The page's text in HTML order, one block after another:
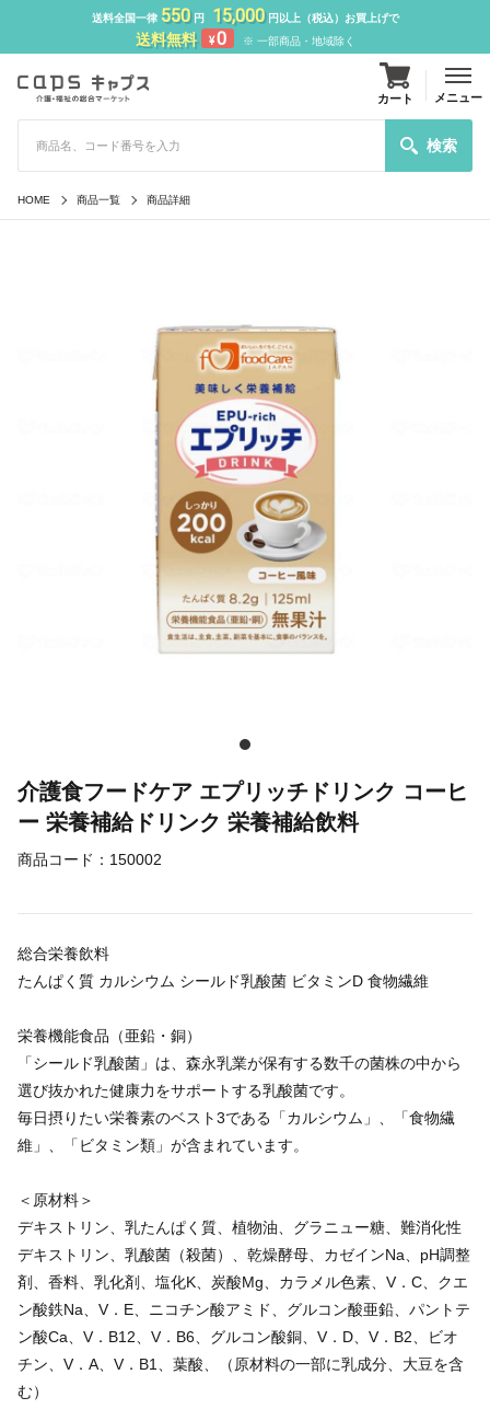
送料全国一律 550円 15,000円以上（税込）お買上げで
送料無料 ¥0 ※ 一部商品・地域除く
検索
カート メニュー
HOME 商品一覧 商品詳細
介護食フードケア エプリッチドリンク コーヒ
ー 栄養補給ドリンク 栄養補給飲料
商品コード： 150002
総合栄養飲料
たんぱく質 カルシウム シールド乳酸菌 ビタミンD 食物繊維
栄養機能食品（亜鉛・銅）
「シールド乳酸菌」は、森永乳業が保有する数千の菌株の中から
選び抜かれた健康力をサポートする乳酸菌です。
毎日摂りたい栄養素のベスト3である「カルシウム」、「食物繊
維」、「ビタミン類」が含まれています。
＜原材料＞
デキストリン、乳たんぱく質、植物油、グラニュー糖、難消化性
デキストリン、乳酸菌（殺菌）、乾燥酵母、カゼインNa、pH調整
剤、香料、乳化剤、塩化K、炭酸Mg、カラメル色素、V．C、クエ
ン酸鉄Na、V．E、ニコチン酸アミド、グルコン酸亜鉛、パントテ
ン酸Ca、V．B12、V．B6、グルコン酸銅、V．D、V．B2、ビオ
チン、V．A、V．B1、葉酸、（原材料の一部に乳成分、大豆を含
む）